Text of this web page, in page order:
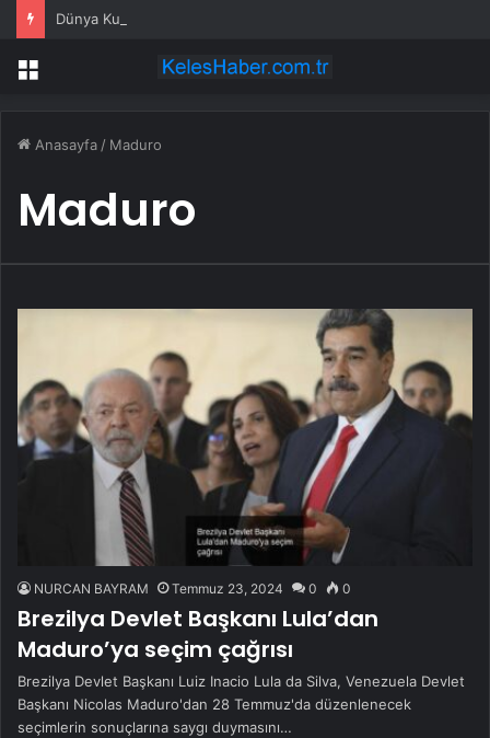
Menü
Anasayfa / Maduro
Maduro
NURCAN BAYRAM Temmuz 23, 2024 0 0
Brezilya Devlet Başkanı Lula’dan
Maduro’ya seçim çağrısı
Brezilya Devlet Başkanı Luiz Inacio Lula da Silva, Venezuela Devlet
Başkanı Nicolas Maduro'dan 28 Temmuz'da düzenlenecek
seçimlerin sonuçlarına saygı duymasını…